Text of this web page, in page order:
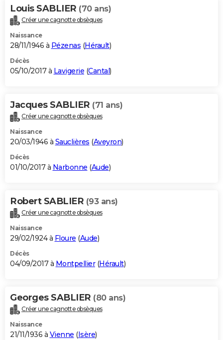
Louis SABLIER (70 ans)
Créer une cagnotte obsèques
Naissance
28/11/1946 à Pézenas (Hérault)
Décès
05/10/2017 à Lavigerie (Cantal)
Jacques SABLIER (71 ans)
Créer une cagnotte obsèques
Naissance
20/03/1946 à Sauclières (Aveyron)
Décès
01/10/2017 à Narbonne (Aude)
Robert SABLIER (93 ans)
Créer une cagnotte obsèques
Naissance
29/02/1924 à Floure (Aude)
Décès
04/09/2017 à Montpellier(Hérault)
Georges SABLIER (80 ans)
Créer une cagnotte obsèques
Naissance
21/11/1936 à Vienne (Isère)